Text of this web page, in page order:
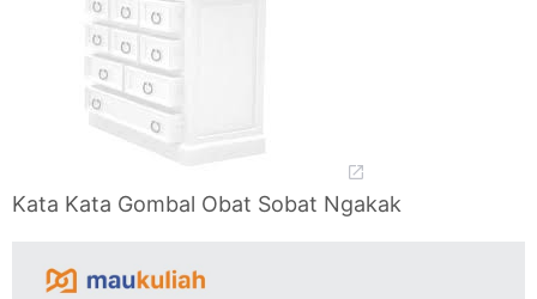
Kata Kata Gombal Obat Sobat Ngakak